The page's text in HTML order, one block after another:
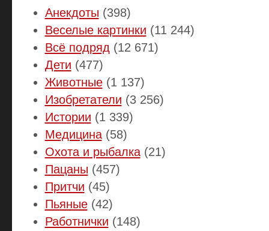
Анекдоты (398)
Веселые картинки (11 244)
Всё подряд (12 671)
Дети (477)
Животные(1 137)
Изобретатели (3 256)
Истории (1 339)
Медицина(58)
Охота и рыбалка(21)
Пацаны (457)
Притчи (45)
Пьяные(42)
Работнички (148)